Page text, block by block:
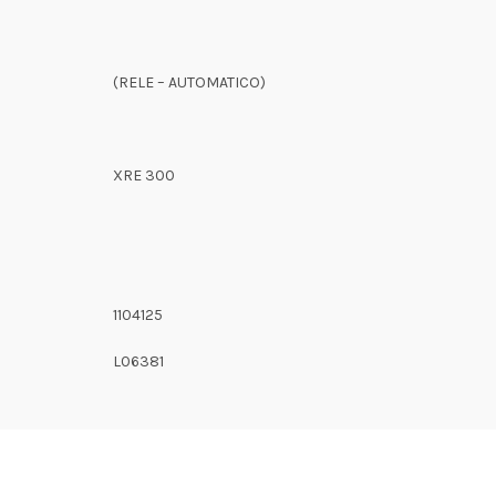
(RELE – AUTOMATICO)
XRE 300
1104125
L06381